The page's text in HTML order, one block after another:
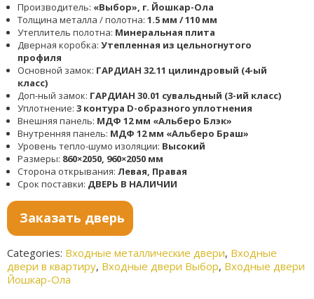
Производитель: «Выбор», г. Йошкар-Ола
Толщина металла / полотна: 1.5 мм / 110 мм
Утеплитель полотна: Минеральная плита
Дверная коробка: Утепленная из цельногнутого
профиля
Основной замок: ГАРДИАН 32.11 цилиндровый (4-ый
класс)
Доп-ный замок: ГАРДИАН 30.01 сувальдный (3-ий класс)
Уплотнение: 3 контура D-образного уплотнения
Внешняя панель: МДФ 12 мм «Альберо Блэк»
Внутренняя панель: МДФ 12 мм «Альберо Браш»
Уровень тепло-шумо изоляции: Высокий
Размеры: 860×2050, 960×2050 мм
Сторона открывания: Левая, Правая
Срок поставки: ДВЕРЬ В НАЛИЧИИ
Заказать дверь
Categories: Входные металлические двери, Входные
двери в квартиру, Входные двери Выбор, Входные двери
Йошкар-Ола